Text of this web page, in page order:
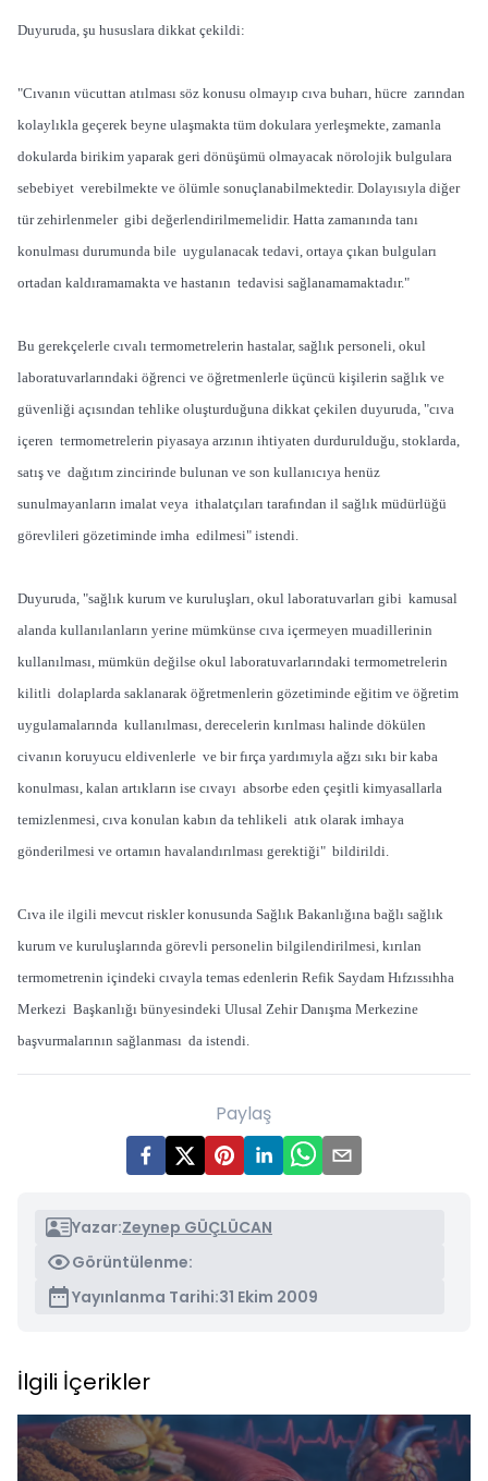
Duyuruda, şu hususlara dikkat çekildi:
"Cıvanın vücuttan atılması söz konusu olmayıp cıva buharı, hücre zarından
kolaylıkla geçerek beyne ulaşmakta tüm dokulara yerleşmekte, zamanla
dokularda birikim yaparak geri dönüşümü olmayacak nörolojik bulgulara
sebebiyet verebilmekte ve ölümle sonuçlanabilmektedir. Dolayısıyla diğer
tür zehirlenmeler gibi değerlendirilmemelidir. Hatta zamanında tanı
konulması durumunda bile uygulanacak tedavi, ortaya çıkan bulguları
ortadan kaldıramamakta ve hastanın tedavisi sağlanamamaktadır."
Bu gerekçelerle cıvalı termometrelerin hastalar, sağlık personeli, okul
laboratuvarlarındaki öğrenci ve öğretmenlerle üçüncü kişilerin sağlık ve
güvenliği açısından tehlike oluşturduğuna dikkat çekilen duyuruda, "cıva
içeren termometrelerin piyasaya arzının ihtiyaten durdurulduğu, stoklarda,
satış ve dağıtım zincirinde bulunan ve son kullanıcıya henüz
sunulmayanların imalat veya ithalatçıları tarafından il sağlık müdürlüğü
görevlileri gözetiminde imha edilmesi" istendi.
Duyuruda, "sağlık kurum ve kuruluşları, okul laboratuvarları gibi kamusal
alanda kullanılanların yerine mümkünse cıva içermeyen muadillerinin
kullanılması, mümkün değilse okul laboratuvarlarındaki termometrelerin
kilitli dolaplarda saklanarak öğretmenlerin gözetiminde eğitim ve öğretim
uygulamalarında kullanılması, derecelerin kırılması halinde dökülen
civanın koruyucu eldivenlerle ve bir fırça yardımıyla ağzı sıkı bir kaba
konulması, kalan artıkların ise cıvayı absorbe eden çeşitli kimyasallarla
temizlenmesi, cıva konulan kabın da tehlikeli atık olarak imhaya
gönderilmesi ve ortamın havalandırılması gerektiği" bildirildi.
Cıva ile ilgili mevcut riskler konusunda Sağlık Bakanlığına bağlı sağlık
kurum ve kuruluşlarında görevli personelin bilgilendirilmesi, kırılan
termometrenin içindeki cıvayla temas edenlerin Refik Saydam Hıfzıssıhha
Merkezi Başkanlığı bünyesindeki Ulusal Zehir Danışma Merkezine
başvurmalarının sağlanması da istendi.
Paylaş
Yazar:Zeynep GÜÇLÜCAN
Görüntülenme:
Yayınlanma Tarihi:31 Ekim 2009
İlgili İçerikler